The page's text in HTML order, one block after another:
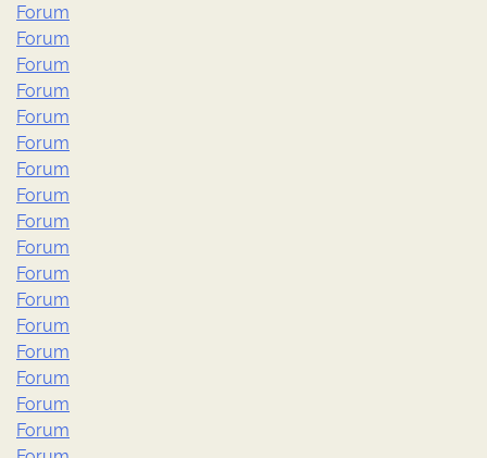
Forum
Forum
Forum
Forum
Forum
Forum
Forum
Forum
Forum
Forum
Forum
Forum
Forum
Forum
Forum
Forum
Forum